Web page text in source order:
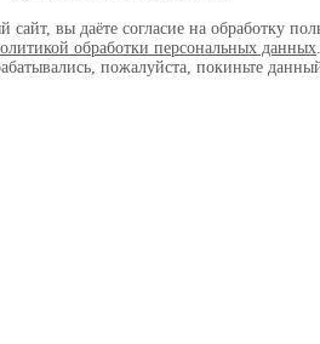
сайт, вы даёте согласие на обработку
обработки персональных данных
пожалуйста, покиньте